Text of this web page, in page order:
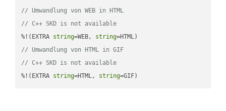
// Umwandlung von WEB in HTML
// C++ SKD is not available
%!(EXTRA string=WEB, string
// Umwandlung von HTML in GIF
// C++ SKD is not available
%!(EXTRA string=HTML, string=GIF)